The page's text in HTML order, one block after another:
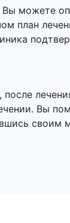
можете
план
Вы
своим